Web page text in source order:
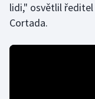
Moderní pětiboj
Motorsport
lidi," osvětlil ředitel
Cortada.